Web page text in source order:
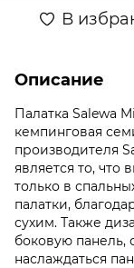
В
Описание
Палатка Salewa
кемпинговая
производителя
является то, что
только в
палатки,
сухим. Также
боковую панель,
наслаждаться